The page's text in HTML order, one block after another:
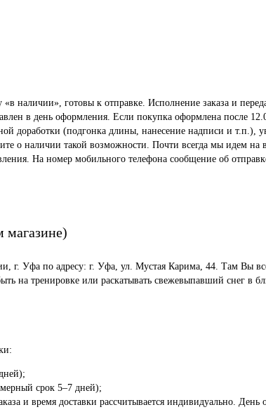
наличии», готовы к отправке. Исполнение заказа и
в день оформления. Если покупка оформлена после
доработки (подгонка длины, нанесение надписи и т.п.),
о наличии такой возможности. Почти всегда мы идем на
На номер мобильного телефона сообщение об
магазине)
г. Уфа по адресу: г. Уфа, ул. Мустая Карима, 44. Там Вы
на тренировке или раскатывать свежевыпавший снег в
срок 5–7 дней);
и время доставки рассчитывается индивидуально. День